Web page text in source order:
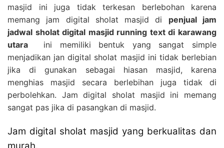
masjid ini juga tidak terkesan berlebohan karena
memang jam digital sholat masjid di penjual jam
jadwal sholat digital masjid running text di karawang
utara ini memiliki bentuk yang sangat simple
menjadikan jan digital sholat masjid ini tidak berlebian
jika di gunakan sebagai hiasan masjid, karena
menghias masjid secara berlebihan juga tidak di
perbolehkan. Jam digital sholat masjid ini memang
sangat pas jika di pasangkan di masjid.
Jam digital sholat masjid yang berkualitas dan
murah.